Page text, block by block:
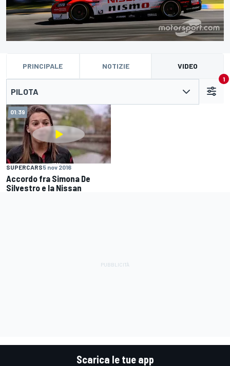
PRINCIPALE NOTIZIE VIDEO
PILOTA
1
01:39
SUPERCARS5 nov 2016
Accordo fra Simona De
Silvestro e la Nissan
Scarica le tue app